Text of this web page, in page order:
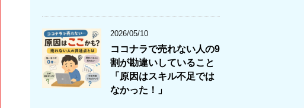
2026/05/10
ココナラで売れない人の9
割が勘違いしていること
「原因はスキル不足では
なかった！」